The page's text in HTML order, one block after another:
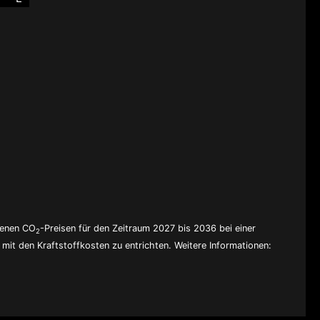
CO2-Preisen für den Zeitraum 2027 bis 2036 bei einer
mit den Kraftstoffkosten zu entrichten. Weitere Informationen: